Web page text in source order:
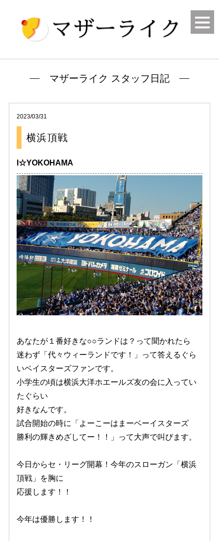
マザーライク スタッフ日記
2023/03/31
横浜頂戦
I☆YOKOHAMA
あなたが１番好きな○○ランドは？って聞かれたら
迷わず「代々ウィーランドです！」って答えるぐら
いベイスターズファンです。
小学生の頃は横浜大洋ホエールズ友の会に入ってい
たぐらい
好きなんです。
試合開始の時に「よーこーはまーベーイスターズ
勝利の輝きめざしてー！！」って大声で叫びます。
今日からセ・リーグ開幕！今年のスローガン「横浜
頂戦」を胸に
応援します！！
今年は優勝します！！